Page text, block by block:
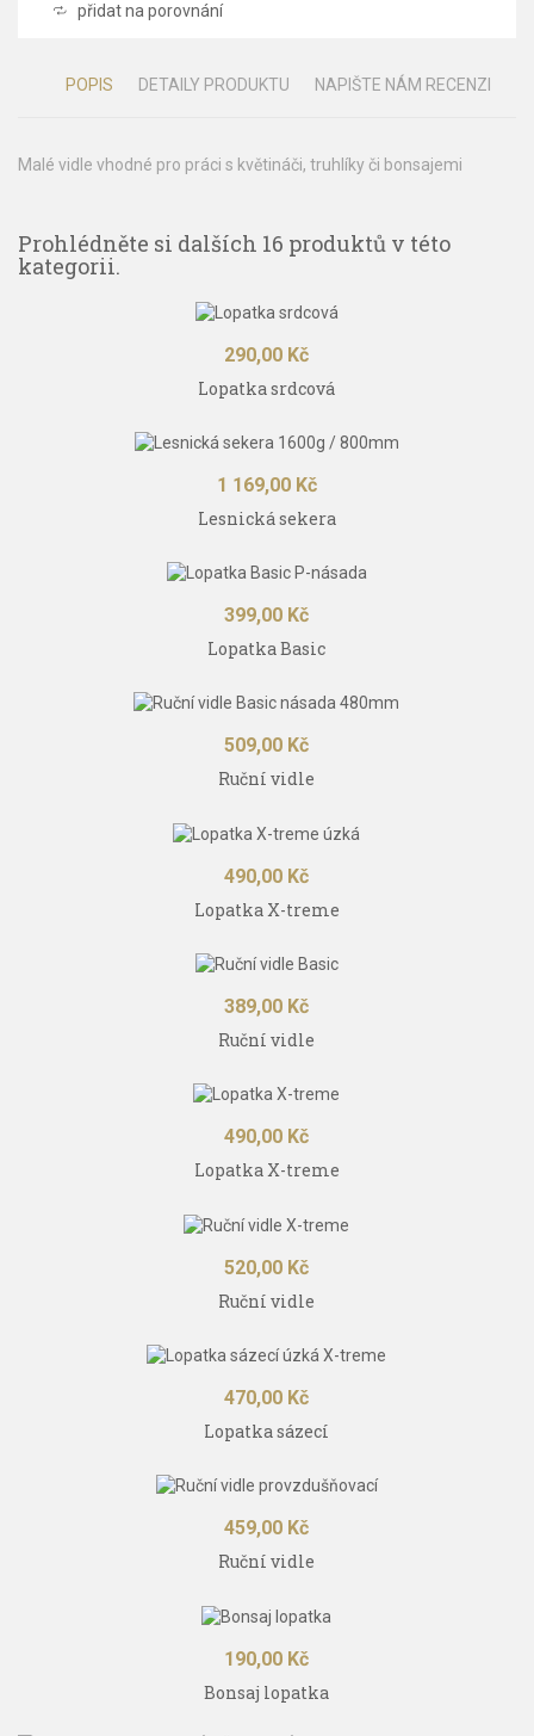
přidat na porovnání
POPIS DETAILY PRODUKTU NAPIŠTE NÁM RECENZI
Malé vidle vhodné pro práci s květináči, truhlíky či bonsajemi
Prohlédněte si dalších 16 produktů v této
kategorii.
Cena
290,00 Kč
Lopatka srdcová
Cena
1 169,00 Kč
Lesnická sekera
Cena
399,00 Kč
Lopatka Basic
Cena
509,00 Kč
Ruční vidle
Cena
490,00 Kč
Lopatka X-treme
Cena
389,00 Kč
Ruční vidle
Cena
490,00 Kč
Lopatka X-treme
Cena
520,00 Kč
Ruční vidle
Cena
470,00 Kč
Lopatka sázecí
Cena
459,00 Kč
Ruční vidle
Cena
190,00 Kč
Bonsaj lopatka